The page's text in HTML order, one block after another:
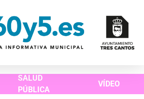
SALUD
PÚBLICA
VÍDEO